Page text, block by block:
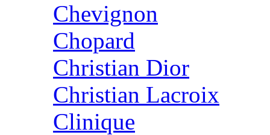
Chevignon
Chopard
Christian Dior
Christian Lacroix
Clinique